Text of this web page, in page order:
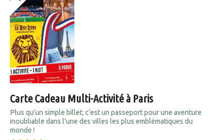
Carte Cadeau Multi-Activité à Paris
Plus qu’un simple billet; c’est un passeport pour une aventure
inoubliable dans l’une des villes les plus emblématiques du
monde !